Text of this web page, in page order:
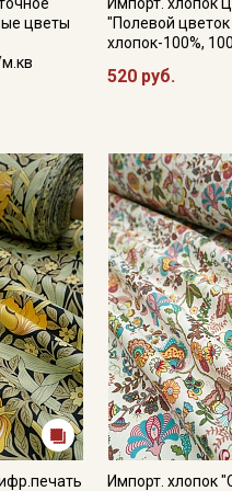
цветы
"Полевой
хлопок-100%,
520 руб.
Импорт. хлопок